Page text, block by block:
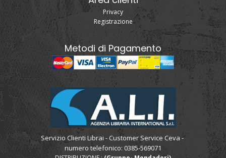
Privacy
Registrazione
Metodi di Pagamento
Servizio Clienti Librai - Customer Service Ceva -
numero telefonico: 0385-569071